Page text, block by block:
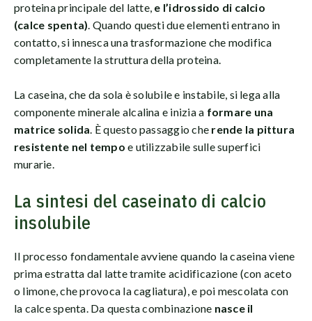
proteina principale del latte, e l’idrossido di calcio
(calce spenta). Quando questi due elementi entrano in
contatto, si innesca una trasformazione che modifica
completamente la struttura della proteina.
La caseina, che da sola è solubile e instabile, si lega alla
componente minerale alcalina e inizia a formare una
matrice solida. È questo passaggio che rende la pittura
resistente nel tempo e utilizzabile sulle superfici
murarie.
La sintesi del caseinato di calcio
insolubile
Il processo fondamentale avviene quando la caseina viene
prima estratta dal latte tramite acidificazione (con aceto
o limone, che provoca la cagliatura), e poi mescolata con
la calce spenta. Da questa combinazione nasce il